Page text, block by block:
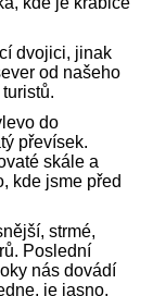
dvojici, jinak
od našeho
do
převísek.
skále a
kde jsme před
strmé,
Poslední
nás dovádí
je jasno,